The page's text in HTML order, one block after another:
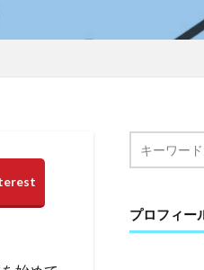
プロフィー